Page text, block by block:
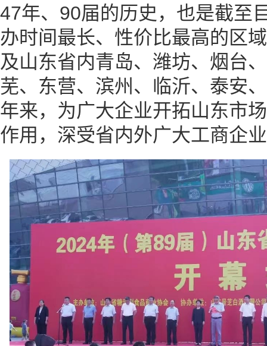
47年、90届的历史，也是截至
办时间最长、性价比最高的区
及山东省内青岛、潍坊、烟台
芜、东营、滨州、临沂、泰安
年来，为广大企业开拓山东市
作用，深受省内外广大工商企